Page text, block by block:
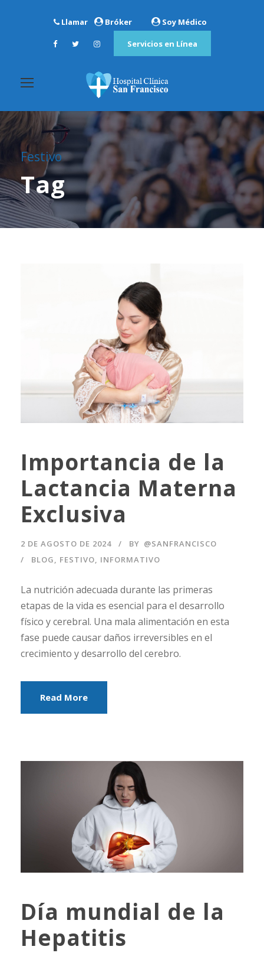
Llamar Bróker Soy Médico
Servicios en Línea
Festivo
Tag
Importancia de la
Lactancia Materna
Exclusiva
2 DE AGOSTO DE 2024 BY @SANFRANCISCO
BLOG, FESTIVO, INFORMATIVO
La nutrición adecuada durante las primeras
etapas de la vida es esencial para el desarrollo
físico y cerebral. Una mala alimentación en esta
fase puede causar daños irreversibles en el
crecimiento y desarrollo del cerebro.
Read More
Día mundial de la
Hepatitis